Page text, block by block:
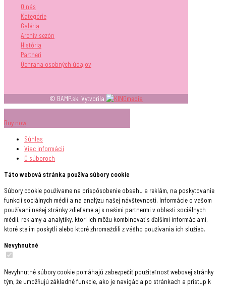
O nás
Kategórie
Galéria
Archív sezón
História
Partneri
Ochrana osobných údajov
© BAMP.sk. Vytvorila
Buy now
Súhlas
Viac informácií
O súboroch
Táto webová stránka používa súbory cookie
Súbory cookie používame na prispôsobenie obsahu a reklám, na poskytovanie
funkcií sociálnych médií a na analýzu našej návštevnosti. Informácie o vašom
používaní našej stránky zdieľame aj s našimi partnermi v oblasti sociálnych
médií, reklamy a analytiky, ktorí ich môžu kombinovať s ďalšími informáciami,
ktoré ste im poskytli alebo ktoré zhromaždili z vášho používania ich služieb.
Nevyhnutné
Nevyhnutné súbory cookie pomáhajú zabezpečiť použiteľnosť webovej stránky
tým, že umožňujú základné funkcie, ako je navigácia po stránkach a prístup k